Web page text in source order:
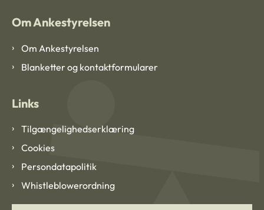
Om Ankestyrelsen
Om Ankestyrelsen
Blanketter og kontaktformularer
Links
Tilgængelighedserklæring
Cookies
Persondatapolitik
Whistleblowerordning